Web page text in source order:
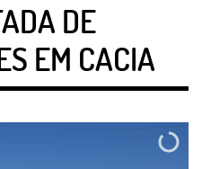
DE
EM CACIA